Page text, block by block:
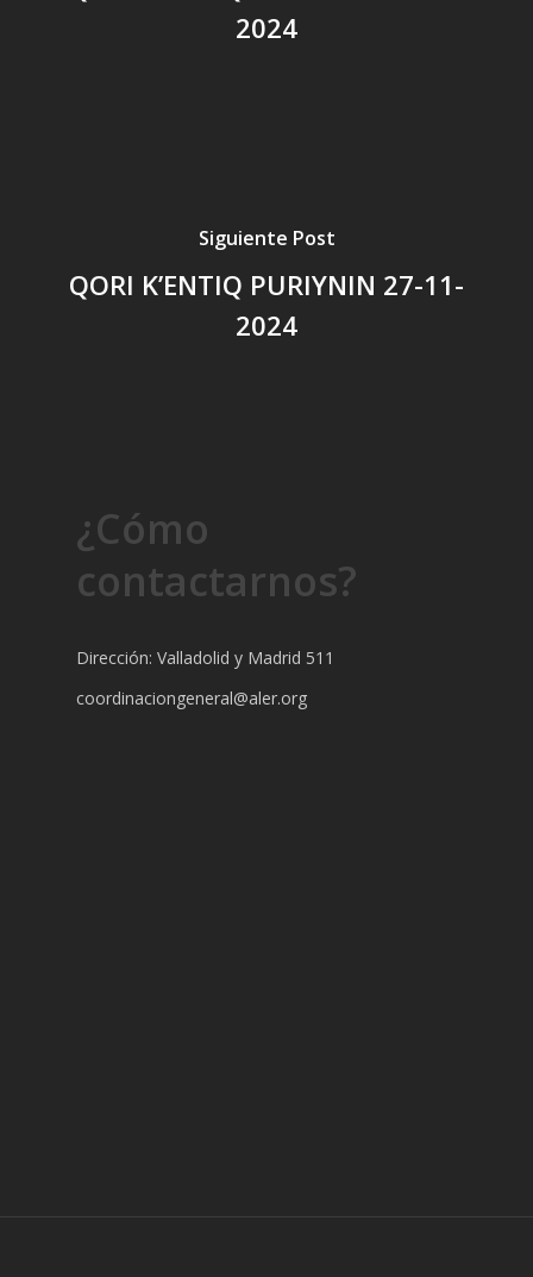
2024
Siguiente Post
QORI K’ENTIQ PURIYNIN 27-11-
2024
¿Cómo
contactarnos?
Dirección: Valladolid y Madrid 511
coordinaciongeneral@aler.org